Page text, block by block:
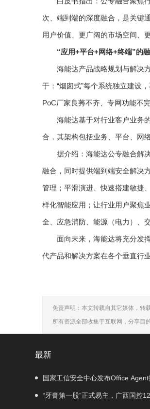
次、端到端的深度融合，是关键
用户价值、更广阔的市场空间、
“应用+平台+网络+终端”的
海能达产品战略规划与解决
于：“烟囱式”每个系统独立建设
PoC厂家良莠不齐、专网功能不
海能达基于对行业客户业务
合，其架构包括业务、平台、网
据介绍：海能达公专融合解
融合，同时提供端到端安全解决
管理；平滑演进、快速搭建敏捷
样化智能应用；让行业用户聚焦
全、应急消防、能源（电力）、
面向未来，海能达将充分发
代产品和解决方案在各个垂直行
免责声明：本文转载自其它媒体，转
所有资源全部收集于互联网，分享目
最新
国家工信安全中心发布Office
“牙膏第一股”正式易主，广西国控